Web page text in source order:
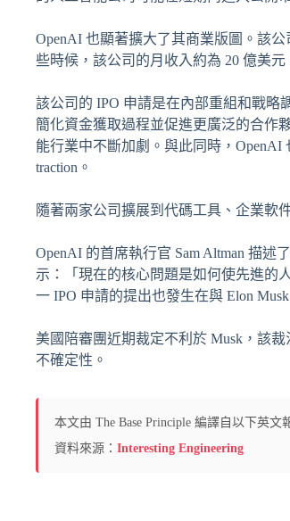
OpenAI 也顯著擴大了其商業版圖。該
些時候，該公司的月收入約為 20 億美元
該公司的 IPO 申請是在內部重組和戰略
簡化資金獲取過程並促進更廣泛的合作
能行業中不斷加劇。與此同時，OpenAI
traction。
隨著兩家公司擴展到代碼工具、企業軟
OpenAI 的首席執行官 Sam Altman 描
示：「現在的核心問題是如何使先進的
一 IPO 申請的提出也發生在與 Elon
美國陪審團近期裁定不利於 Musk，該
不確定性。
本文由 The Base Principle 編譯自以下英
資料來源： Interesting Engineering